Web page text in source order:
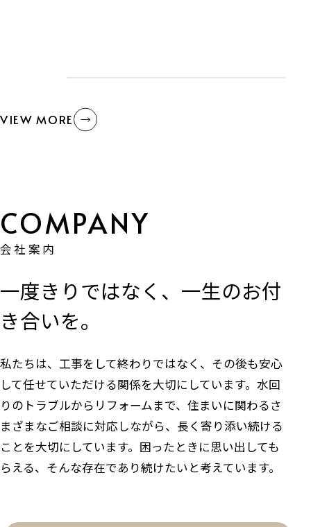
VIEW MORE
会社案内
一度きりではなく、一生のお付
き合いを。
私たちは、工事をして終わりではなく、その後も安心
して任せていただける関係を大切にしています。水回
りのトラブルからリフォームまで、住まいに関わるさ
まざまなご相談に対応しながら、長く寄り添い続ける
ことを大切にしています。困ったときに思い出しても
らえる、そんな存在であり続けたいと考えています。